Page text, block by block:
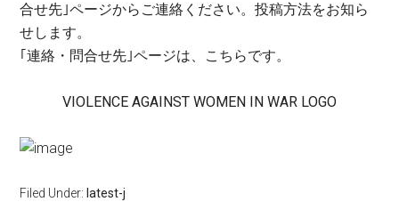
合せ先｣ページからご連絡ください。投稿方法をお知ら
せします。
｢連絡・問合せ先｣ページは、こちらです。
VIOLENCE AGAINST WOMEN IN WAR LOGO
Filed Under: latest-j